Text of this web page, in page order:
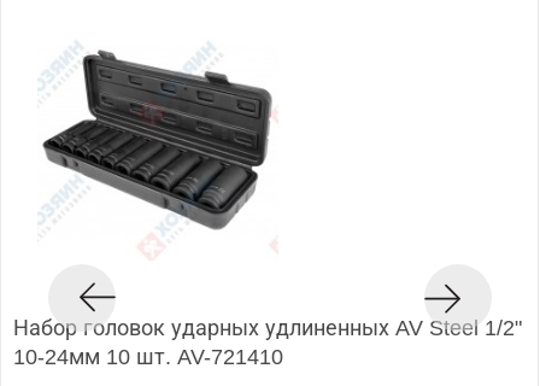
Набор головок ударных удлиненных AV Steel 1/2"
10-24мм 10 шт. AV-721410